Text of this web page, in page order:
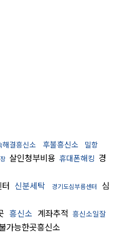
해결흥신소 후불흥신소
밀항
살인청부비용 휴대폰해킹 경
신분세탁 경기도심부름센터
심
흥신소 계좌추적 흥신소일잘
가능한곳흥신소